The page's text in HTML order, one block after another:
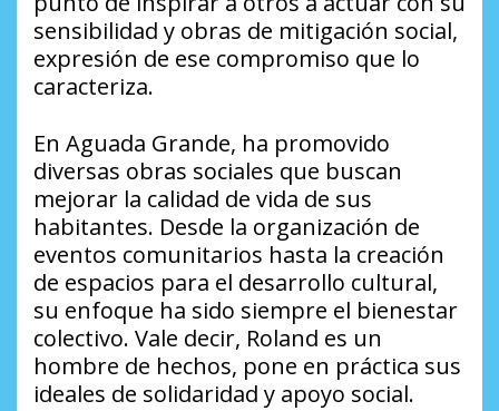
sensibilidad y obras de mitigación social,
expresión de ese compromiso que lo
caracteriza.
En Aguada Grande, ha promovido
diversas obras sociales que buscan
mejorar la calidad de vida de sus
habitantes. Desde la organización de
eventos comunitarios hasta la creación
de espacios para el desarrollo cultural,
su enfoque ha sido siempre el bienestar
colectivo. Vale decir, Roland es un
hombre de hechos, pone en práctica sus
ideales de solidaridad y apoyo social.